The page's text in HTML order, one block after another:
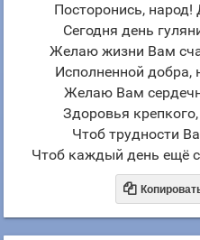
Посторонись, народ!
Сегодня день
Желаю жизни Вам
Исполненной добра,
Желаю Вам
Здоровья
Чтоб трудности
Чтоб каждый день ещё
